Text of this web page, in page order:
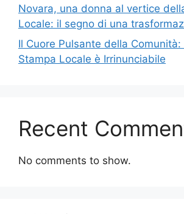
Novara, una donna al vertice
Locale: il segno di una
Il Cuore Pulsante della Comunità:
Stampa Locale è Irrinunciabile
Recent
No comments to show.